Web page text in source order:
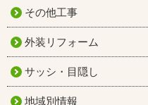
その他工事
外装リフォーム
サッシ・目隠し
地域別情報